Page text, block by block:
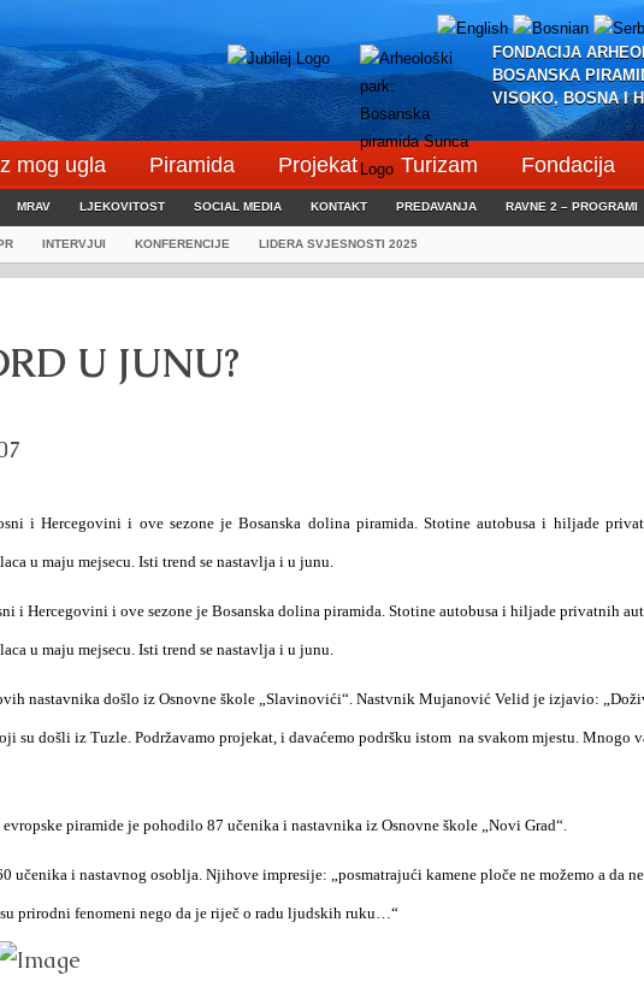
FONDACIJA
BOSANSKA
VISOKO, BOSNA I
mog ugla Piramida Projekat Turizam Fondacija
MRAV LJEKOVITOST SOCIAL MEDIA KONTAKT PREDAVANJA RAVNE 2 – PROGRAMI
INTERVJUI KONFERENCIJE LIDERA SVJESNOSTI 2025
U JUNU?
i Hercegovini i ove sezone je Bosanska dolina piramida. Stotine autobusa i hiljade
u maju mejsecu. Isti trend se nastavlja i u junu.
i Hercegovini i ove sezone je Bosanska dolina piramida. Stotine autobusa i hiljade privatnih
u maju mejsecu. Isti trend se nastavlja i u junu.
nastavnika došlo iz Osnovne škole „Slavinovići“. Nastvnik Mujanović Velid je izjavio:
su došli iz Tuzle. Podržavamo projekat, i davaćemo podršku istom na svakom mjestu. Mnogo
piramide je pohodilo 87 učenika i nastavnika iz Osnovne škole „Novi Grad“.
učenika i nastavnog osoblja. Njihove impresije: „posmatrajući kamene ploče ne možemo a da
prirodni fenomeni nego da je riječ o radu ljudskih ruku…“